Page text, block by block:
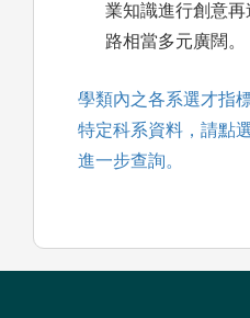
業知識進行創意
路相當多元廣闊。
學類內之各系選才指
特定科系資料，請點
進一步查詢。